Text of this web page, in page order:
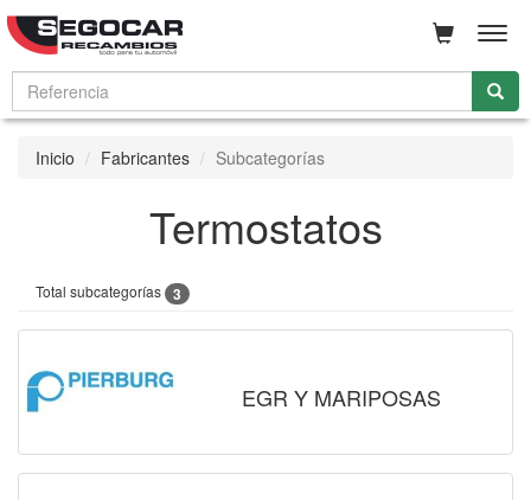
Inicio Fabricantes Subcategorías
Termostatos
Total subcategorías 3
EGR Y MARIPOSAS